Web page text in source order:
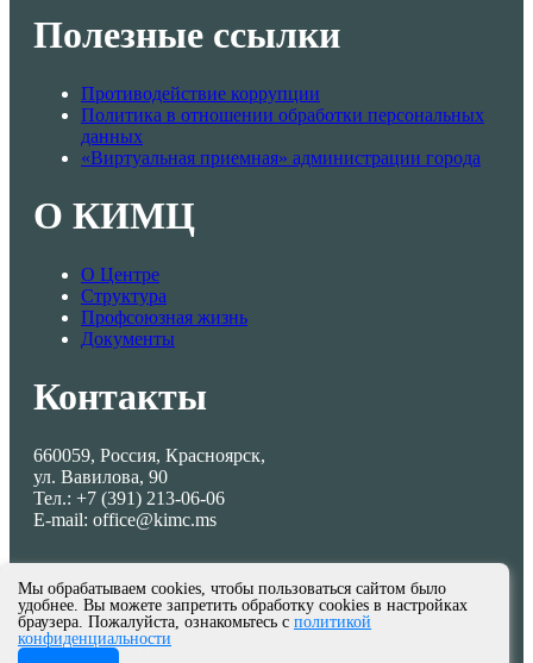
Полезные ссылки
Противодействие коррупции
Политика в отношении обработки персональных
данных
«Виртуальная приемная» администрации города
О КИМЦ
О Центре
Структура
Профсоюзная жизнь
Документы
Контакты
660059, Россия, Красноярск,
ул. Вавилова, 90
Тел.: +7 (391) 213-06-06
E-mail: office@kimc.ms
© МКУ КИМЦ 2013-2026
Мы обрабатываем cookies, чтобы пользоваться сайтом было
удобнее. Вы можете запретить обработку cookies в настройках
браузера. Пожалуйста, ознакомьтесь с политикой
конфиденциальности